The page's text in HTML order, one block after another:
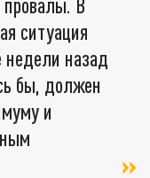
ситуация
назад
бы, должен
и